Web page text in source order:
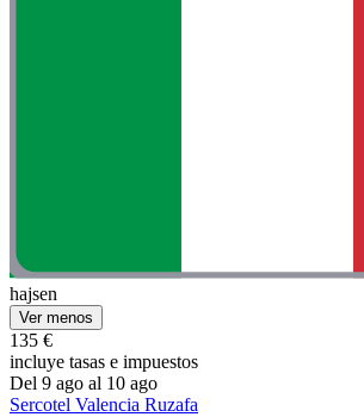
hajsen
Ver menos
135 €
incluye tasas e impuestos
Del 9 ago al 10 ago
Sercotel Valencia Ruzafa